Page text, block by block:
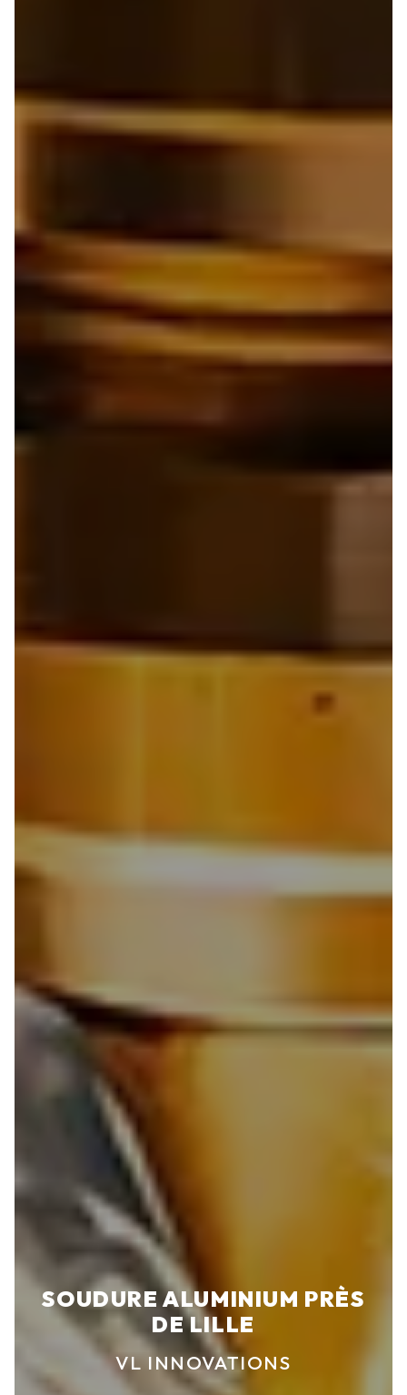
SOUDURE ALUMINIUM PRÈS
DE LILLE
VL INNOVATIONS